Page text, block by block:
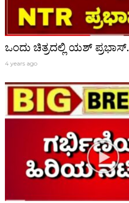
ಒಂದು ಚಿತ್ರದಲ್ಲಿ ಯಶ್ ಪ್ರಭಾಸ್.
4 years ago